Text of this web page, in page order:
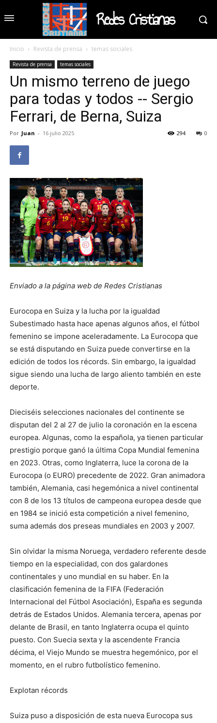
Redes Cristianas
Inicio Revista de prensa temas sociales
Revista de prensa temas sociales
Un mismo terreno de juego
para todas y todos -- Sergio
Ferrari, de Berna, Suiza
Por Juan - 16 julio 2025 0
294
Enviado a la página web de Redes Cristianas
Eurocopa en Suiza y la lucha por la igualdad
Subestimado hasta hace apenas algunos años, el fútbol
femenino se impone aceleradamente. La Eurocopa que
se está disputando en Suiza puede convertirse en la
edición de todos los récords. Sin embargo, la igualdad
sigue siendo una lucha de largo aliento también en este
deporte.
Dieciséis selecciones nacionales del continente se
disputan del 2 al 27 de julio la coronación en la escena
europea. Algunas, como la española, ya tienen particular
prestigio porque ganó la última Copa Mundial femenina
en 2023. Otras, como Inglaterra, luce la corona de la
Eurocopa (o EURO) precedente de 2022. Gran animadora
también, Alemania, casi hegemónica a nivel continental
con 8 de los 13 títulos de campeona europea desde que
en 1984 se inició esta competición a nivel femenino,
suma además dos preseas mundiales en 2003 y 2007.
Sin olvidar la misma Noruega, verdadero referente desde
tiempo en la especialidad, con dos galardones
continentales y uno mundial en su haber. En la
clasificación femenina de la FIFA (Federación
Internacional del Fútbol Asociación), España es segunda
detrás de Estados Unidos. Alemania tercera, apenas por
delante de Brasil, en tanto Inglaterra ocupa el quinto
puesto. Con Suecia sexta y la ascendente Francia
décima, el Viejo Mundo se muestra hegemónico, por el
momento, en el rubro futbolístico femenino.
Explotan récords
Suiza puso a disposición de esta nueva Eurocopa sus